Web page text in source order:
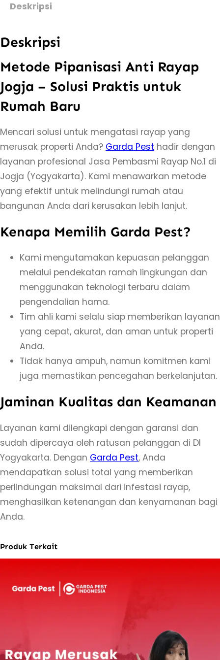
M
e
o
d
P
i
p
a
n
i
s
a
o
g
a
–
S
o
u
t
Deskripsi
Deskripsi
Metode Pipanisasi Anti Rayap
Jogja – Solusi Praktis untuk
Rumah Baru
Mencari solusi untuk mengatasi rayap yang
merusak properti Anda? Garda Pest hadir dengan
layanan profesional Jasa Pembasmi Rayap No.1 di
Jogja (Yogyakarta). Kami menawarkan metode
yang efektif untuk melindungi rumah atau
bangunan Anda dari kerusakan lebih lanjut.
Kenapa Memilih Garda Pest?
Kami mengutamakan kepuasan pelanggan
melalui pendekatan ramah lingkungan dan
menggunakan teknologi terbaru dalam
pengendalian hama.
Tim ahli kami selalu siap memberikan layanan
yang cepat, akurat, dan aman untuk properti
Anda.
Tidak hanya ampuh, namun komitmen kami
juga memastikan pencegahan berkelanjutan.
Jaminan Kualitas dan Keamanan
Layanan kami dilengkapi dengan garansi dan
sudah dipercaya oleh ratusan pelanggan di DI
Yogyakarta. Dengan Garda Pest, Anda
mendapatkan solusi total yang memberikan
perlindungan maksimal dari infestasi rayap,
menghasilkan ketenangan dan kenyamanan bagi
Anda.
Produk Terkait